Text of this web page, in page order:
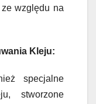
względu na
Kleju:
specjalne
stworzone